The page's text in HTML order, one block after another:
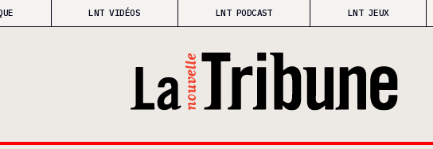
LNT VIDÉOS LNT PODCAST LNT JEUX